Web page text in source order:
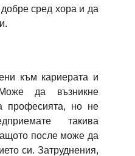
добре сред хора и да
към кариерата и
да възникне
професията, но не
такива
после може да
си. Затруднения,